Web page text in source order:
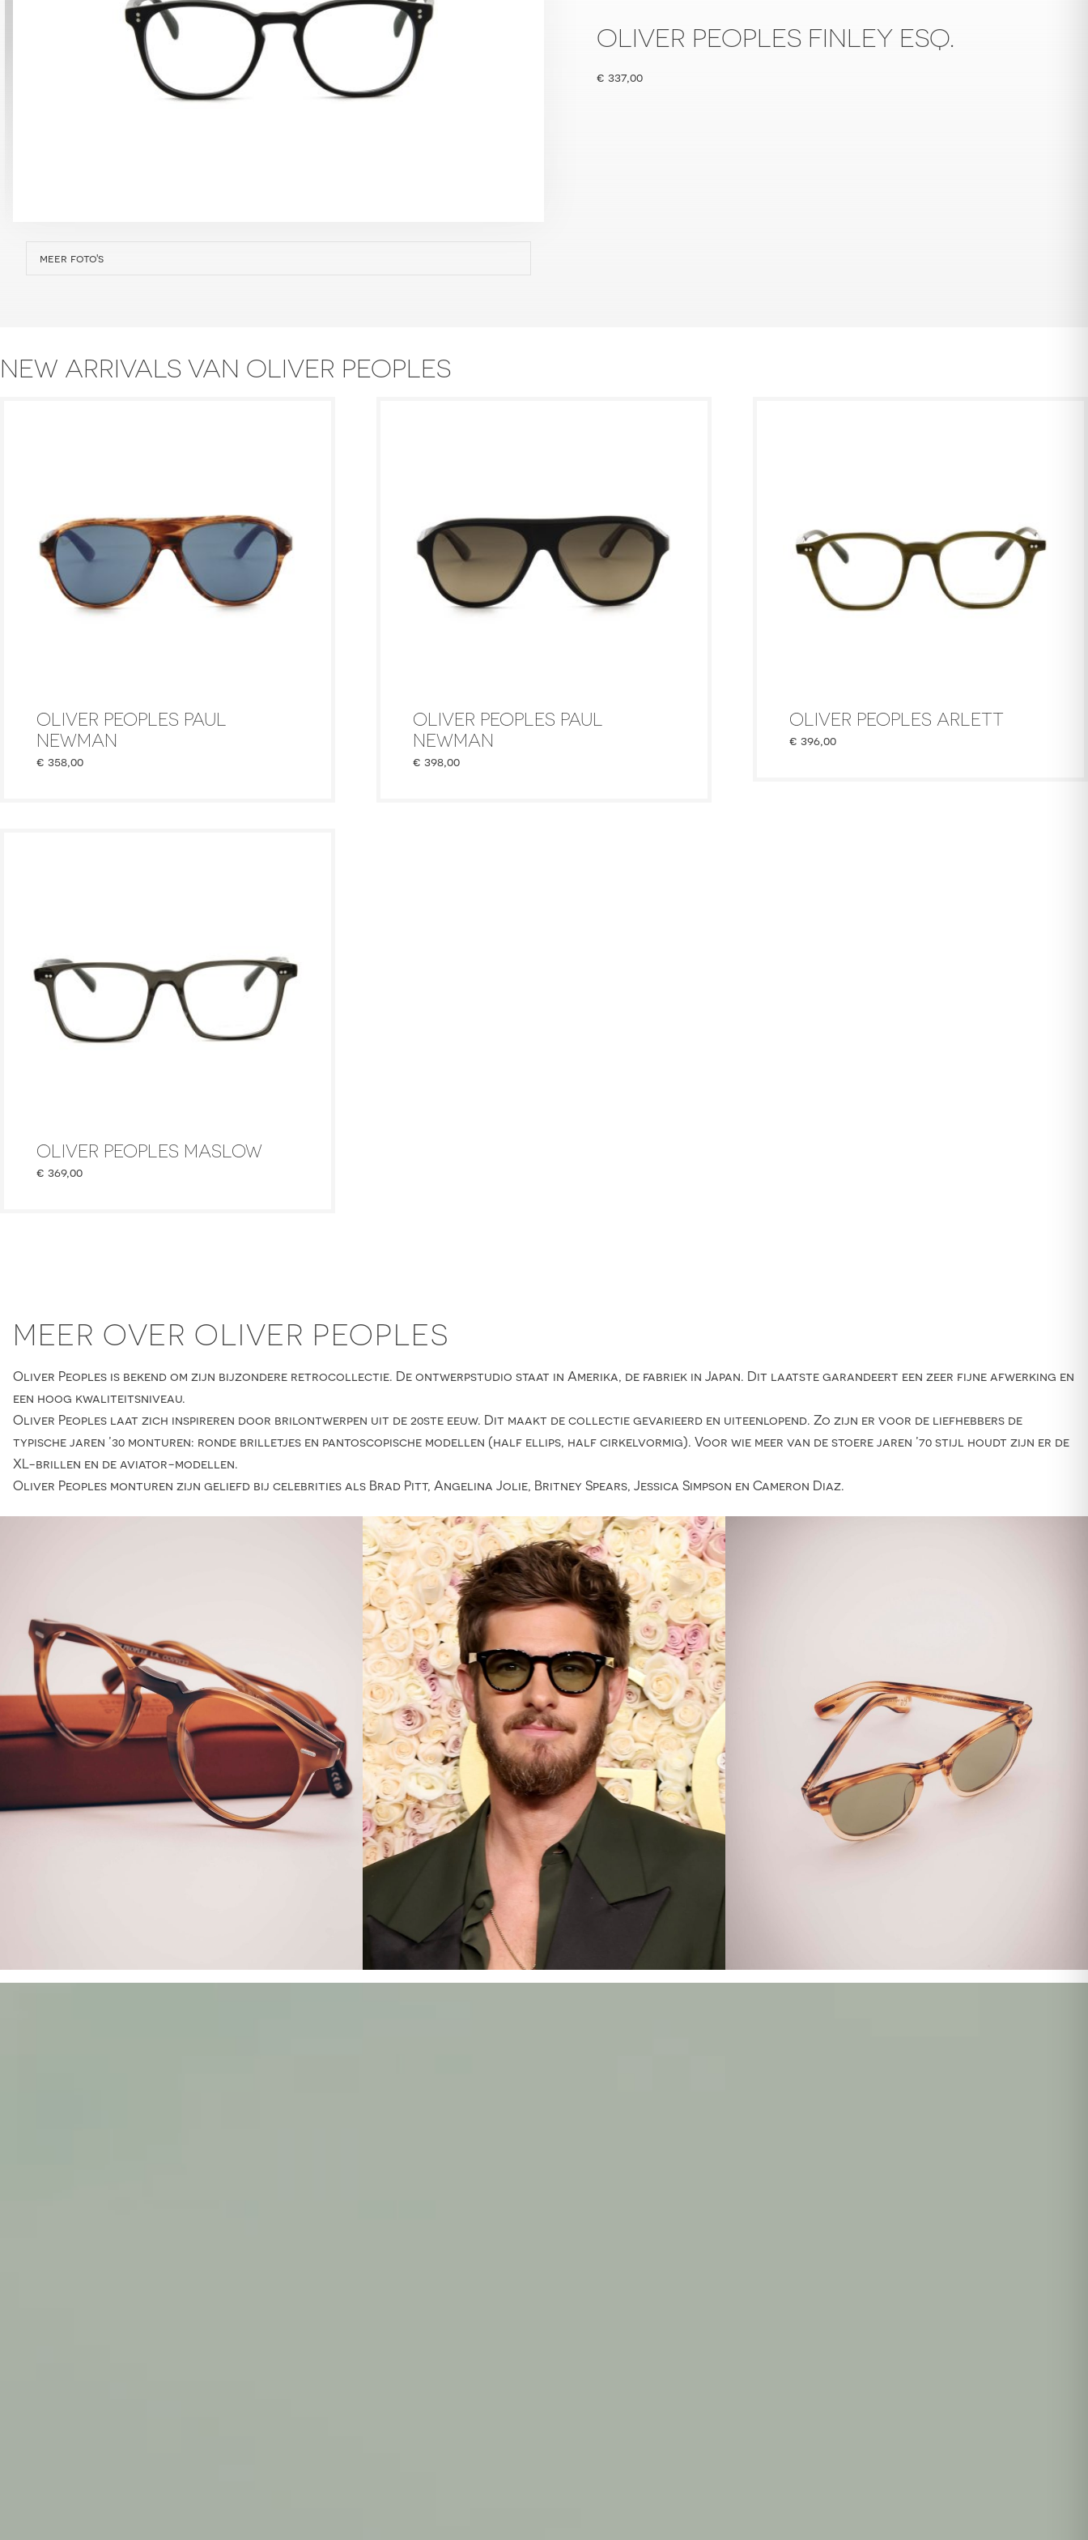
meer foto's
OLIVER PEOPLES FINLEY ESQ.
€ 337,00
NEW ARRIVALS VAN OLIVER PEOPLES
OLIVER PEOPLES PAUL
NEWMAN
€ 358,00
OLIVER PEOPLES PAUL
NEWMAN
€ 398,00
OLIVER PEOPLES ARLETT
€ 396,00
OLIVER PEOPLES MASLOW
€ 369,00
MEER OVER OLIVER PEOPLES
Oliver Peoples is bekend om zijn bijzondere retrocollectie. De ontwerpstudio staat in Amerika, de fabriek in Japan. Dit laatste garandeert een zeer fijne afwerking en
een hoog kwaliteitsniveau.
Oliver Peoples laat zich inspireren door brilontwerpen uit de 20ste eeuw. Dit maakt de collectie gevarieerd en uiteenlopend. Zo zijn er voor de liefhebbers de
typische jaren ’30 monturen: ronde brilletjes en pantoscopische modellen (half ellips, half cirkelvormig). Voor wie meer van de stoere jaren ’70 stijl houdt zijn er de
XL-brillen en de aviator-modellen.
Oliver Peoples monturen zijn geliefd bij celebrities als Brad Pitt, Angelina Jolie, Britney Spears, Jessica Simpson en Cameron Diaz.